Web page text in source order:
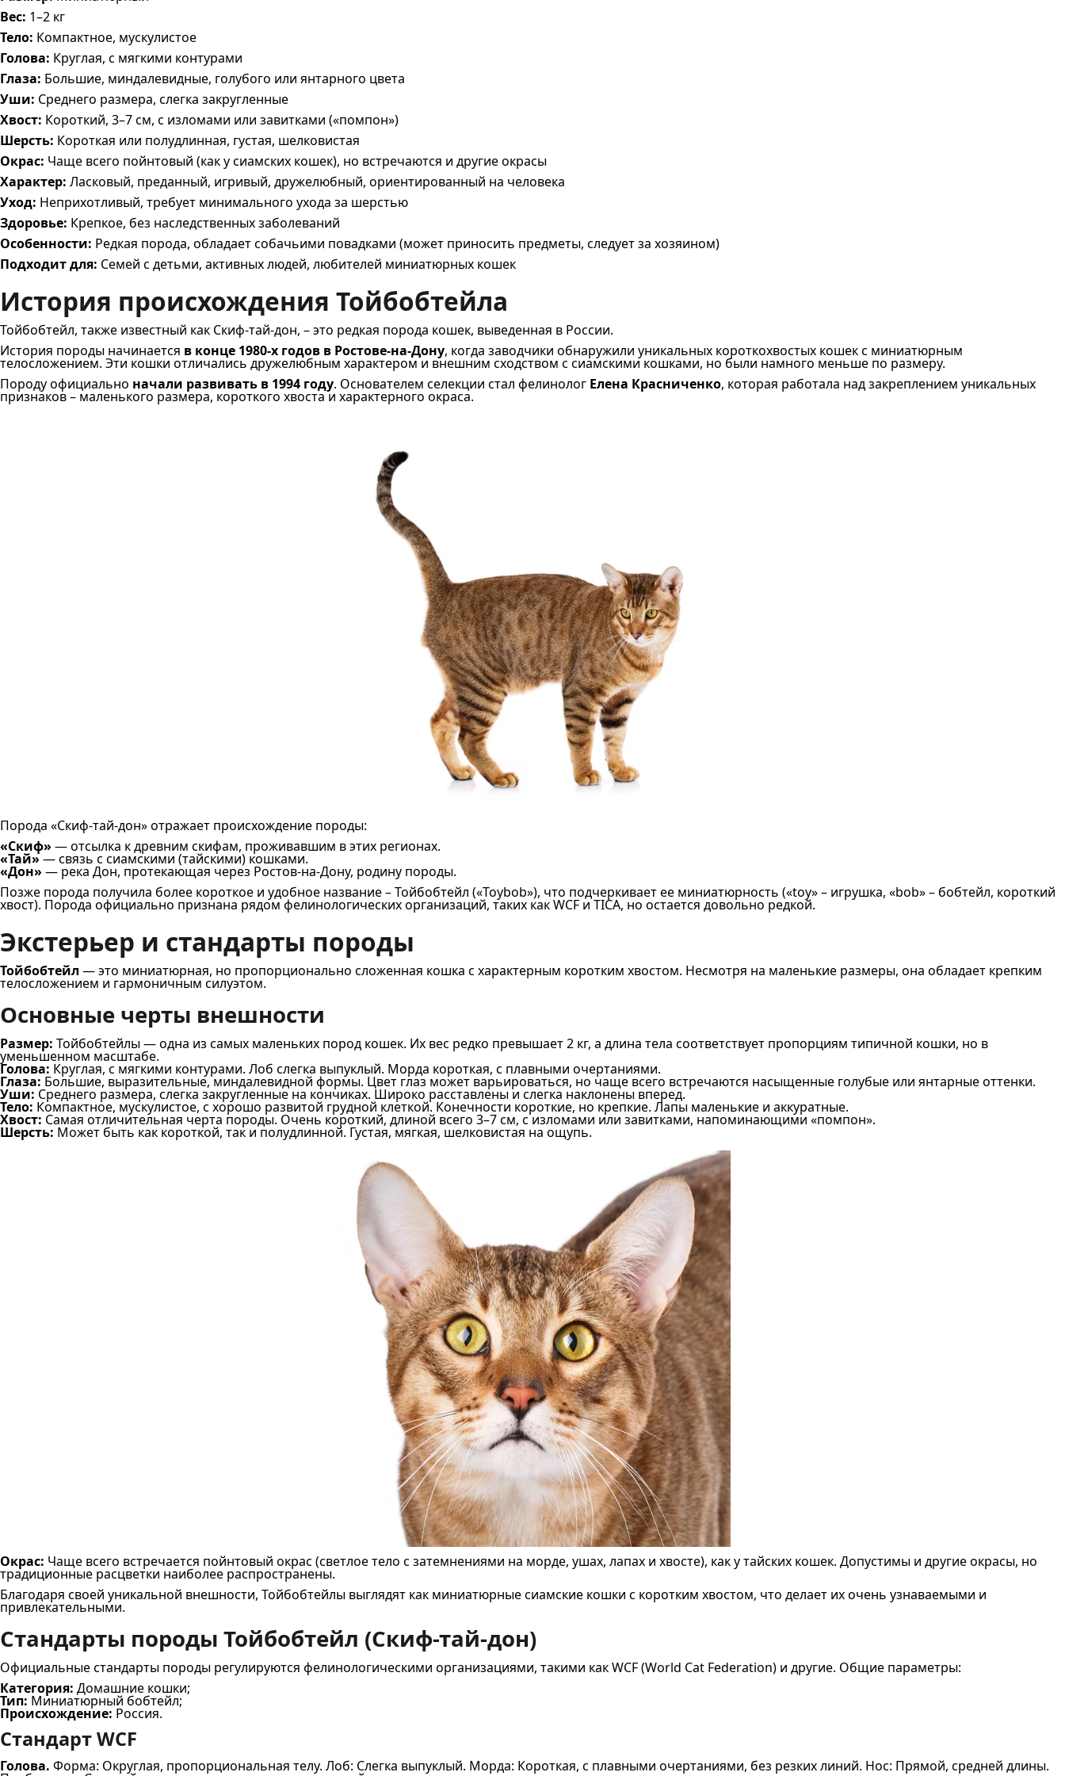
Вес: 1–2 кг
Тело: Компактное, мускулистое
Голова: Круглая, с мягкими контурами
Глаза: Большие, миндалевидные, голубого или янтарного цвета
Уши: Среднего размера, слегка закругленные
Хвост: Короткий, 3–7 см, с изломами или завитками («помпон»)
Шерсть: Короткая или полудлинная, густая, шелковистая
Окрас: Чаще всего пойнтовый (как у сиамских кошек), но встречаются и другие окрасы
Характер: Ласковый, преданный, игривый, дружелюбный, ориентированный на человека
Уход: Неприхотливый, требует минимального ухода за шерстью
Здоровье: Крепкое, без наследственных заболеваний
Особенности: Редкая порода, обладает собачьими повадками (может приносить предметы, следует за хозяином)
Подходит для: Семей с детьми, активных людей, любителей миниатюрных кошек
История происхождения Тойбобтейла
Тойбобтейл, также известный как Скиф-тай-дон, – это редкая порода кошек, выведенная в России.
История породы начинается в конце 1980-х годов в Ростове-на-Дону, когда заводчики обнаружили уникальных короткохвостых кошек с миниатюрным
телосложением. Эти кошки отличались дружелюбным характером и внешним сходством с сиамскими кошками, но были намного меньше по размеру.
Породу официально начали развивать в 1994 году. Основателем селекции стал фелинолог Елена Красниченко, которая работала над закреплением уникальных
признаков – маленького размера, короткого хвоста и характерного окраса.
Порода «Скиф-тай-дон» отражает происхождение породы:
«Скиф»— отсылка к древним скифам, проживавшим в этих регионах.
«Тай»— связь с сиамскими (тайскими) кошками.
«Дон»— река Дон, протекающая через Ростов-на-Дону, родину породы.
Позже порода получила более короткое и удобное название – Тойбобтейл («Toybob»), что подчеркивает ее миниатюрность («toy» – игрушка, «bob» – бобтейл, короткий
хвост). Порода официально признана рядом фелинологических организаций, таких как WCF и TICA, но остается довольно редкой.
Экстерьер и стандарты породы
Тойбобтейл — это миниатюрная, но пропорционально сложенная кошка с характерным коротким хвостом. Несмотря на маленькие размеры, она обладает крепким
телосложением и гармоничным силуэтом.
Основные черты внешности
Размер: Тойбобтейлы — одна из самых маленьких пород кошек. Их вес редко превышает 2 кг, а длина тела соответствует пропорциям типичной кошки, но в
уменьшенном масштабе.
Голова: Круглая, с мягкими контурами. Лоб слегка выпуклый. Морда короткая, с плавными очертаниями.
Глаза: Большие, выразительные, миндалевидной формы. Цвет глаз может варьироваться, но чаще всего встречаются насыщенные голубые или янтарные оттенки.
Уши: Среднего размера, слегка закругленные на кончиках. Широко расставлены и слегка наклонены вперед.
Тело: Компактное, мускулистое, с хорошо развитой грудной клеткой. Конечности короткие, но крепкие. Лапы маленькие и аккуратные.
Хвост: Самая отличительная черта породы. Очень короткий, длиной всего 3–7 см, с изломами или завитками, напоминающими «помпон».
Шерсть: Может быть как короткой, так и полудлинной. Густая, мягкая, шелковистая на ощупь.
Окрас: Чаще всего встречается пойнтовый окрас (светлое тело с затемнениями на морде, ушах, лапах и хвосте), как у тайских кошек. Допустимы и другие окрасы, но
традиционные расцветки наиболее распространены.
Благодаря своей уникальной внешности, Тойбобтейлы выглядят как миниатюрные сиамские кошки с коротким хвостом, что делает их очень узнаваемыми и
привлекательными.
Стандарты породы Тойбобтейл (Скиф-тай-дон)
Официальные стандарты породы регулируются фелинологическими организациями, такими как WCF (World Cat Federation) и другие. Общие параметры:
Категория: Домашние кошки;
Тип: Миниатюрный бобтейл;
Происхождение: Россия.
Стандарт WCF
Голова. Форма: Округлая, пропорциональная телу. Лоб: Слегка выпуклый. Морда: Короткая, с плавными очертаниями, без резких линий. Нос: Прямой, средней длины.